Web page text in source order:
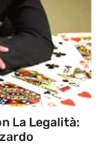
La Legalità: